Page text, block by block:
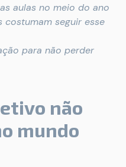
aulas no meio do ano
costumam seguir esse
para não perder
não
mundo